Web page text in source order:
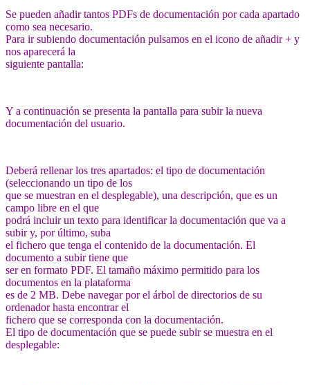
Se pueden añadir tantos PDFs de documentación por cada apartado
como sea necesario.
Para ir subiendo documentación pulsamos en el icono de añadir + y
nos aparecerá la
siguiente pantalla:
Y a continuación se presenta la pantalla para subir la nueva
documentación del usuario.
Deberá rellenar los tres apartados: el tipo de documentación
(seleccionando un tipo de los
que se muestran en el desplegable), una descripción, que es un
campo libre en el que
podrá incluir un texto para identificar la documentación que va a
subir y, por último, suba
el fichero que tenga el contenido de la documentación. El
documento a subir tiene que
ser en formato PDF. El tamaño máximo permitido para los
documentos en la plataforma
es de 2 MB. Debe navegar por el árbol de directorios de su
ordenador hasta encontrar el
fichero que se corresponda con la documentación.
El tipo de documentación que se puede subir se muestra en el
desplegable: